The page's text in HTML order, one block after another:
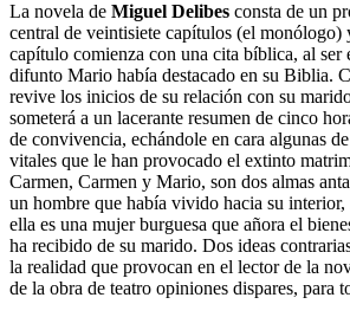
La novela de Miguel Delibes consta de un
central de veintisiete capítulos (el monólogo)
capítulo comienza con una cita bíblica, al ser
difunto Mario había destacado en su Biblia.
revive los inicios de su relación con su
someterá a un lacerante resumen de cinco
de convivencia, echándole en cara algunas
vitales que le han provocado el extinto
Carmen, Carmen y Mario, son dos almas
un hombre que había vivido hacia su
ella es una mujer burguesa que añora el
ha recibido de su marido. Dos ideas
la realidad que provocan en el lector de la
de la obra de teatro opiniones dispares, para